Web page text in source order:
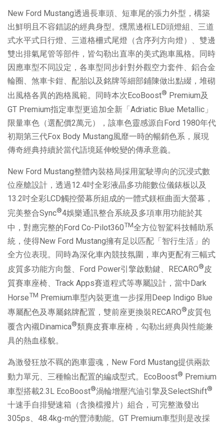
New Ford Mustang透過長車頭、短車尾的張力外型，構築
出鮮明且不容錯認的經典身型。燻黑邊框LED頭燈組、三道
式水平式日行燈、三道格柵式尾燈（含序列方向燈）、雙邊
雙出排氣尾管等部件，皆勾勒出直率的美式跑車風格。同時
因應車型不同設定，各車型同步針對外觀空力套件、鋁合金
輪圈、煞車卡鉗、配胎以及銘牌等細部鋪陳做出點綴，堆砌
出風格各異的跑格風範。同時本次EcoBoost® Premium及
GT Premium指定車型更追加全新「Adriatic Blue Metallic」
限量車色（選配價2萬元），該車色靈感源自Ford 1980年代
初期第三代Fox Body Mustang風靡一時的暢銷色系，展現
傳奇經典持續於當代語境延伸蛻變的傳承意義。
New Ford Mustang整體內裝格局採用駕駛導向的沉浸式數
位座艙設計，透過12.4吋全彩液晶多功能數位儀錶板以及
13.2吋全彩LCD觸控螢幕所組成的一體式鎂框曲面大螢幕，
完美整合Sync®4娛樂通訊整合系統及多項車用功能於其
中，對應完整的Ford Co-Pilot360TM全方位智駕科技輔助系
統，使得New Ford Mustang擁有足以匹配「智行生活」的
全方位表現。同時為深化車內競技氛圍，車內更配有三幅式
皮質多功能方向盤、Ford Power引擎啟動鍵、RECARO® 皮
質賽車座椅、Track Apps賽道程式等專屬設計，當中Dark
HorseTM Premium車型內裝更進一步採用Deep Indigo Blue
專屬配色及專屬銘牌配置，雙前座更換裝RECARO® 皮質包
覆含內襯Dinamica®類麂皮賽車座椅，勾勒出經典與性能兼
具的熱血樣貌。
為激發狂放不羈的跑車靈魂，New Ford Mustang提供兩款
動力單元、三種輸出配置的編成型式。EcoBoost® Premium
車型搭載2.3L EcoBoost®渦輪增壓汽油引擎及SelectShift®
十速手自排變速箱（含換檔撥片）組合，可完整激發出
305ps、48.4kg-m的豐沛動能。GT Premium車型則是改採